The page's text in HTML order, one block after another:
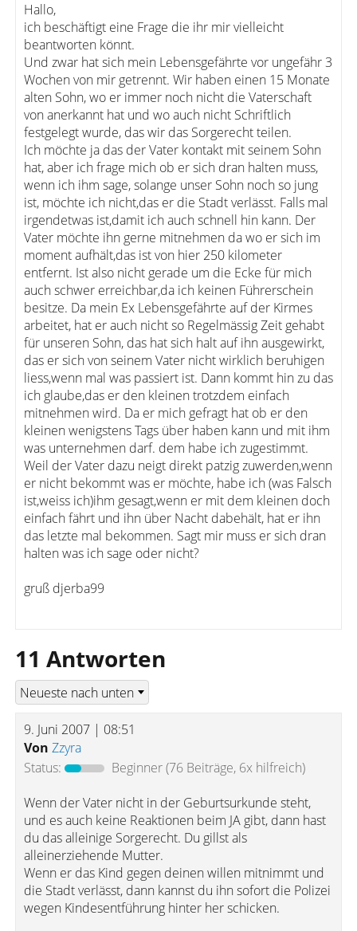
Hallo,
ich beschäftigt eine Frage die ihr mir vielleicht
beantworten könnt.
Und zwar hat sich mein Lebensgefährte vor ungefähr 3
Wochen von mir getrennt. Wir haben einen 15 Monate
alten Sohn, wo er immer noch nicht die Vaterschaft
von anerkannt hat und wo auch nicht Schriftlich
festgelegt wurde, das wir das Sorgerecht teilen.
Ich möchte ja das der Vater kontakt mit seinem Sohn
hat, aber ich frage mich ob er sich dran halten muss,
wenn ich ihm sage, solange unser Sohn noch so jung
ist, möchte ich nicht,das er die Stadt verlässt. Falls mal
irgendetwas ist,damit ich auch schnell hin kann. Der
Vater möchte ihn gerne mitnehmen da wo er sich im
moment aufhält,das ist von hier 250 kilometer
entfernt. Ist also nicht gerade um die Ecke für mich
auch schwer erreichbar,da ich keinen Führerschein
besitze. Da mein Ex Lebensgefährte auf der Kirmes
arbeitet, hat er auch nicht so Regelmässig Zeit gehabt
für unseren Sohn, das hat sich halt auf ihn ausgewirkt,
das er sich von seinem Vater nicht wirklich beruhigen
liess,wenn mal was passiert ist. Dann kommt hin zu das
ich glaube,das er den kleinen trotzdem einfach
mitnehmen wird. Da er mich gefragt hat ob er den
kleinen wenigstens Tags über haben kann und mit ihm
was unternehmen darf. dem habe ich zugestimmt.
Weil der Vater dazu neigt direkt patzig zuwerden,wenn
er nicht bekommt was er möchte, habe ich (was Falsch
ist,weiss ich)ihm gesagt,wenn er mit dem kleinen doch
einfach fährt und ihn über Nacht dabehält, hat er ihn
das letzte mal bekommen. Sagt mir muss er sich dran
halten was ich sage oder nicht?
gruß djerba99
11 Antworten
9. Juni 2007 | 08:51
Von Zzyra
Status:
Beginner(76 Beiträge, 6x hilfreich)
Wenn der Vater nicht in der Geburtsurkunde steht,
und es auch keine Reaktionen beim JA gibt, dann hast
du das alleinige Sorgerecht. Du gillst als
alleinerziehende Mutter.
Wenn er das Kind gegen deinen willen mitnimmt und
die Stadt verlässt, dann kannst du ihn sofort die Polizei
wegen Kindesentführung hinter her schicken.